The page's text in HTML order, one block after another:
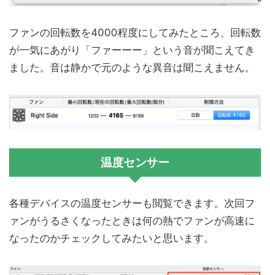
ファンの回転数を4000程度にしてみたところ、回転数
が一気にあがり「ファーーー」という音が聞こえてき
ました。音は静かで元のような異音は聞こえません。
温度センサー
各種デバイスの温度センサーも閲覧できます。次回フ
ァンがうるさくなったときは何の熱でファンが高速に
なったのかチェックしてみたいと思います。